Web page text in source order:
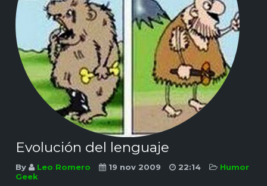
Evolución del lenguaje
By Leo Romero 19 nov 2009 22:14
Humor
Geek